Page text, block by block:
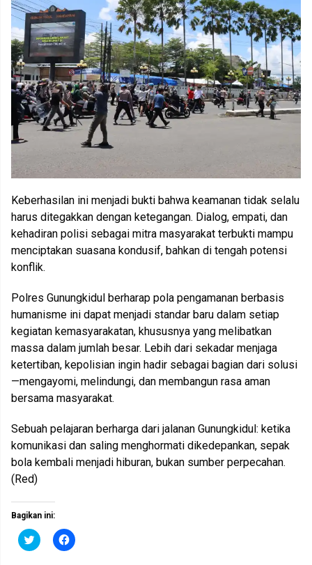
Keberhasilan ini menjadi bukti bahwa keamanan tidak selalu
harus ditegakkan dengan ketegangan. Dialog, empati, dan
kehadiran polisi sebagai mitra masyarakat terbukti mampu
menciptakan suasana kondusif, bahkan di tengah potensi
konflik.
Polres Gunungkidul berharap pola pengamanan berbasis
humanisme ini dapat menjadi standar baru dalam setiap
kegiatan kemasyarakatan, khususnya yang melibatkan
massa dalam jumlah besar. Lebih dari sekadar menjaga
ketertiban, kepolisian ingin hadir sebagai bagian dari solusi
—mengayomi, melindungi, dan membangun rasa aman
bersama masyarakat.
Sebuah pelajaran berharga dari jalanan Gunungkidul: ketika
komunikasi dan saling menghormati dikedepankan, sepak
bola kembali menjadi hiburan, bukan sumber perpecahan.
(Red)
Bagikan ini:
K
l
K
l